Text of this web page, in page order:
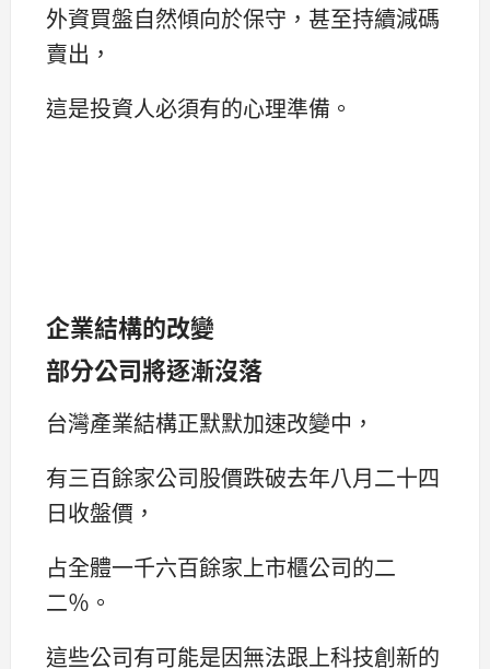
外資買盤自然傾向於保守，甚至持續減碼
賣出，
這是投資人必須有的心理準備。
企業結構的改變
部分公司將逐漸沒落
台灣產業結構正默默加速改變中，
有三百餘家公司股價跌破去年八月二十四
日收盤價，
占全體一千六百餘家上市櫃公司的二
二％。
這些公司有可能是因無法跟上科技創新的